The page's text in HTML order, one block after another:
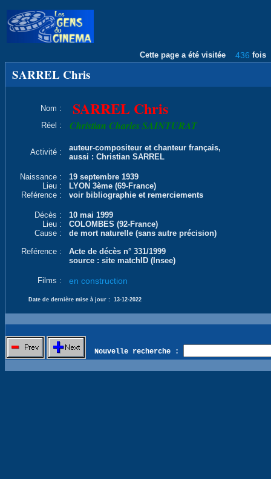
Cette page a été visitée 436 fois
SARREL Chris
Nom : SARREL Chris
Réel : Christian Charles SAINTURAT
Activité :
auteur-compositeur et chanteur français,
aussi : Christian SARREL
Naissance :
19 septembre 1939
Lieu :
LYON 3ème (69-France)
Reférence :
voir bibliographie et remerciements
Décès :
10 mai 1999
Lieu :
COLOMBES (92-France)
Cause :
de mort naturelle (sans autre précision)
Reférence :
Acte de décès n° 331/1999
source : site matchID (Insee)
Films : en construction
Date de dernière mise à jour : 13-12-2022
Nouvelle recherche :